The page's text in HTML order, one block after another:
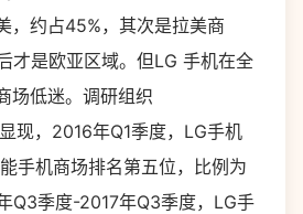
，约占45%，其次是拉美商
才是欧亚区域。但LG 手机在全
场低迷。调研组织
现，2016年Q1季度，LG手机
手机商场排名第五位，比例为
Q3季度-2017年Q3季度，LG手